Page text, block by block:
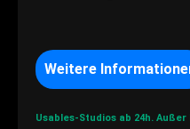
Weitere
Usables-Studios ab 24h. Außer